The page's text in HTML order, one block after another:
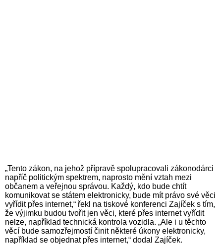
„Tento zákon, na jehož přípravě spolupracovali zákonodárci
napříč politickým spektrem, naprosto mění vztah mezi
občanem a veřejnou správou. Každý, kdo bude chtít
komunikovat se státem elektronicky, bude mít právo své věci
vyřídit přes internet,“ řekl na tiskové konferenci Zajíček s tím,
že výjimku budou tvořit jen věci, které přes internet vyřídit
nelze, například technická kontrola vozidla. „Ale i u těchto
věcí bude samozřejmostí činit některé úkony elektronicky,
například se objednat přes internet,“ dodal Zajíček.